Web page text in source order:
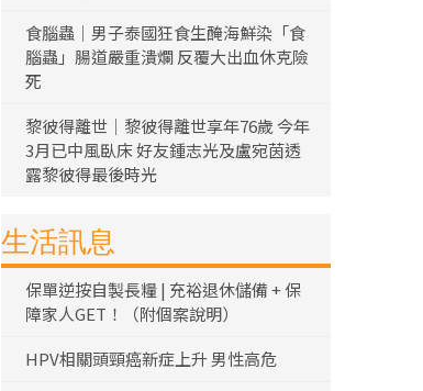
食腦蟲｜男子泰國狂食生醃海鮮染「食
腦蟲」腸道嚴重潰爛 反覆大出血休克險
死
黎彼得離世｜黎彼得離世享年76歲 今年
3月已中風臥床 好友鍾志光及盧宛茵透
露黎彼得最後時光
生活訊息
保單逆按自製長糧 | 充裕退休儲備 + 保
障家人GET！（附個案說明）
HPV相關頭頸癌新症上升 男性高危